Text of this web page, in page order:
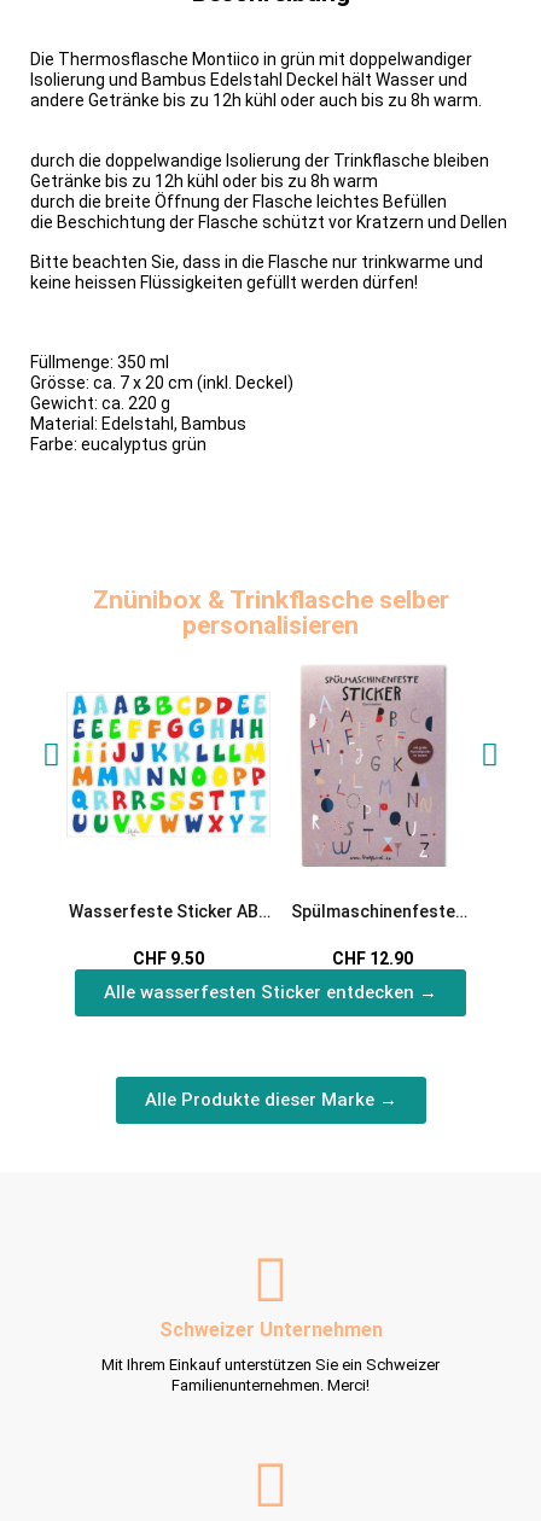
Die Thermosflasche Montiico in grün mit doppelwandiger
Isolierung und Bambus Edelstahl Deckel hält Wasser und
andere Getränke bis zu 12h kühl oder auch bis zu 8h warm.
durch die doppelwandige Isolierung der Trinkflasche bleiben
Getränke bis zu 12h kühl oder bis zu 8h warm
durch die breite Öffnung der Flasche leichtes Befüllen
die Beschichtung der Flasche schützt vor Kratzern und Dellen
Bitte beachten Sie, dass in die Flasche nur trinkwarme und
keine heissen Flüssigkeiten gefüllt werden dürfen!
Füllmenge: 350 ml
Grösse: ca. 7 x 20 cm (inkl. Deckel)
Gewicht: ca. 220 g
Material: Edelstahl, Bambus
Farbe: eucalyptus grün
Znünibox & Trinkflasche selber
personalisieren
Wasserfeste Sticker ABC
CHF 9.50
Spülmaschinenfeste
CHF 12.90
Alle wasserfesten Sticker entdecken →
Alle Produkte dieser Marke →
Schweizer Unternehmen
Mit Ihrem Einkauf unterstützen Sie ein Schweizer
Familienunternehmen. Merci!